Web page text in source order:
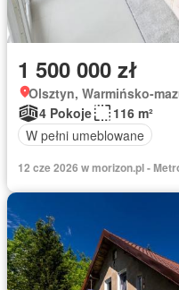
1 500 000 zł
Olsztyn, Warmińsko-
4 Pokoje
116 m²
W pełni umeblowane
12 cze 2026 w morizon.pl -